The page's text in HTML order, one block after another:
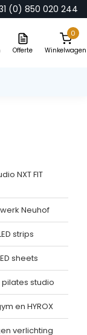
(0) 850 020 244
Offerte
0
Winkelwagen
NXT FIT
Neuhof
strips
sheets
pilates studio
en HYROX
verlichting